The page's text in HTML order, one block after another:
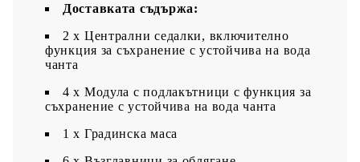
Доставката съдържа:
2 x Централни седалки, включително
функция за съхранение с устойчива на вода
чанта
4 x Модула с подлакътници с функция за
съхранение с устойчива на вода чанта
1 х Градинска маса